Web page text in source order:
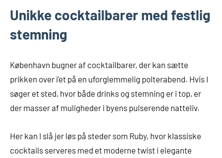
Unikke cocktailbarer med festlig
stemning
København bugner af cocktailbarer, der kan sætte
prikken over i’et på en uforglemmelig polterabend. Hvis I
søger et sted, hvor både drinks og stemning er i top, er
der masser af muligheder i byens pulserende natteliv.
Her kan I slå jer løs på steder som Ruby, hvor klassiske
cocktails serveres med et moderne twist i elegante